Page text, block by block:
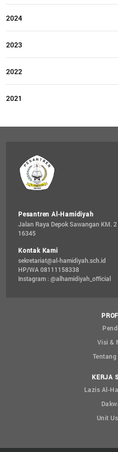
2024
2023
2022
2021
Pesantren Al-Hamidiyah
Jalan Raya Depok Sawangan KM.
16345
Kontak Kami
sekretariat@al-hamidiyah.sch.id
HP/WA 08111158338
Instagram : @alhamidiyah_official
Visi &
KERJA
Lazis Al-
Unit